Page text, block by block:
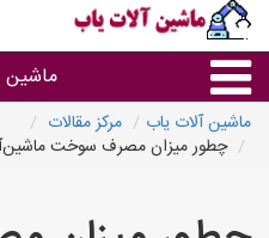
ماشین
سایر
ماشین آلات یاب
مرکز مقالات
چطور میزان مصرف سوخت